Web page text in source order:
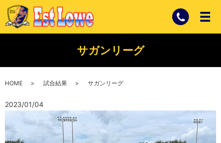
サガンリーグ
HOME 試合結果 サガンリーグ
2023/01/04